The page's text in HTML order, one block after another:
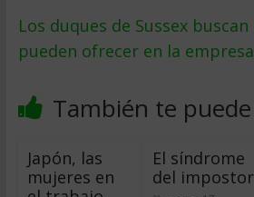
Los duques de Sussex
pueden ofrecer en la empresa
También te
Japón, las
mujeres en
El síndrome
del impostor